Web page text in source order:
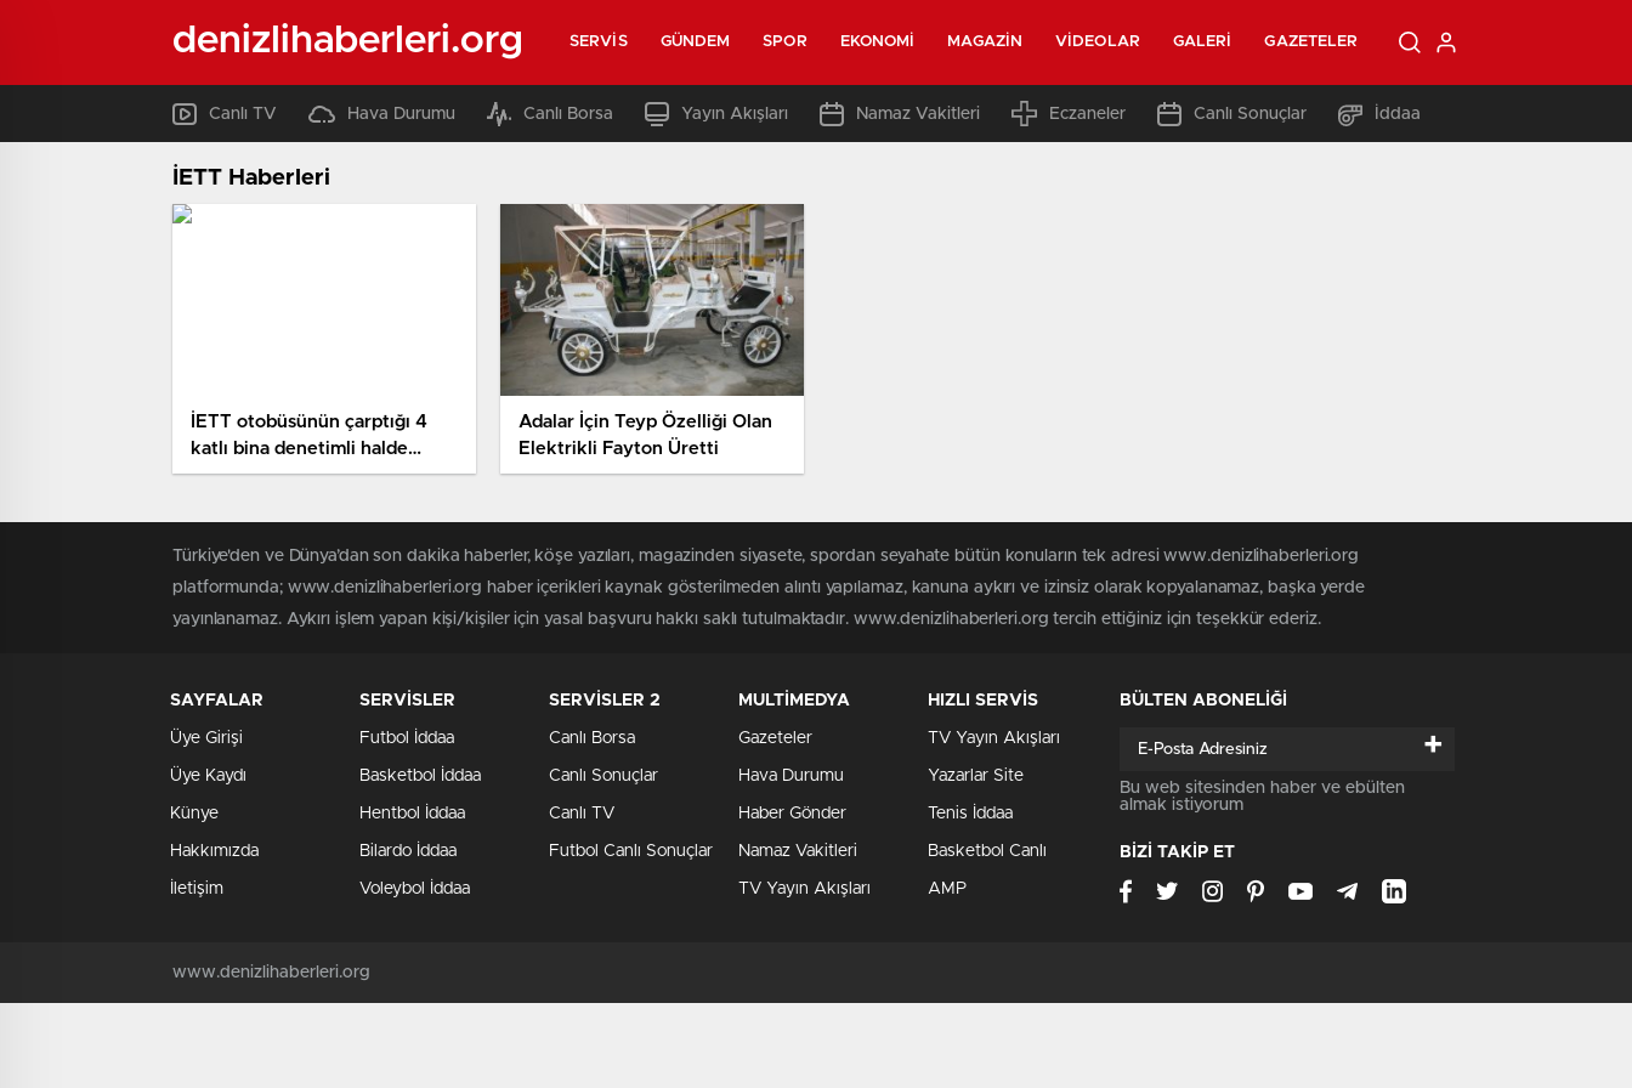
denizlihaberleri.org SERVIS GÜNDEM SPOR EKONOMI MAGAZIN VIDEOLAR GALERI GAZETELER
Canlı TV Hava Durumu Canlı Borsa Yayın Akışları Namaz Vakitleri Eczaneler Canlı Sonuçlar İddaa
İETT Haberleri
İETT otobüsünün çarptığı 4
katlı bina denetimli halde
yıkılacak
Adalar İçin Teyp Özelliği Olan
Elektrikli Fayton Üretti
Türkiye'den ve Dünya’dan son dakika haberler, köşe yazıları, magazinden siyasete, spordan seyahate bütün konuların tek adresi www.denizlihaberleri.org
platformunda; www.denizlihaberleri.org haber içerikleri kaynak gösterilmeden alıntı yapılamaz, kanuna aykırı ve izinsiz olarak kopyalanamaz, başka yerde
yayınlanamaz. Aykırı işlem yapan kişi/kişiler için yasal başvuru hakkı saklı tutulmaktadır. www.denizlihaberleri.org tercih ettiğiniz için teşekkür ederiz.
SAYFALAR
Üye Girişi
Üye Kaydı
Künye
Hakkımızda
İletişim
SERVİSLER
Futbol İddaa
Basketbol İddaa
Hentbol İddaa
Bilardo İddaa
Voleybol İddaa
SERVİSLER 2
Canlı Borsa
Canlı Sonuçlar
Canlı TV
Futbol Canlı Sonuçlar
MULTİMEDYA
Gazeteler
Hava Durumu
Haber Gönder
Namaz Vakitleri
TV Yayın Akışları
HIZLI SERVİS
TV Yayın Akışları
Yazarlar Site
Tenis İddaa
Basketbol Canlı
AMP
BÜLTEN ABONELİĞİ
+
Bu web sitesinden haber ve ebülten
almak istiyorum
BİZİ TAKİP ET
www.denizlihaberleri.org